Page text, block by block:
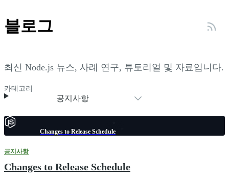
블로그
최신 Node.js 뉴스, 사례 연구, 튜토리얼 및 자료입니다.
카테고리
공지사항
Changes to Release Schedule
공지사항
Changes to Release Schedule